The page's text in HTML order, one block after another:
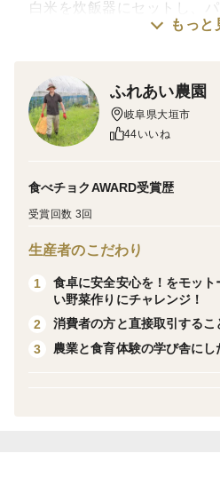
白米を炊飯器にセットし、パ
だけで、モチモチのご飯にな
ると思います。高温障害によ
が、よろしくお願いいたします
もっと
ふれあい農園
岐阜県大垣市
44いいね
食べチョクAWARD受賞歴
受賞回数 3回
生産者のこだわり
1
食卓に安全安心を！をモッ
い野菜作りにチャレンジ！
2
消費者の方と直接取引するこ
3
農業と食育体験の学び舎にし